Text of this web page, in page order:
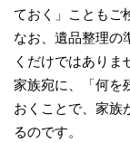
ておく」こともご
なお、遺品整理の
くだけではありま
家族宛に、「何を
おくことで、家族
るのです。